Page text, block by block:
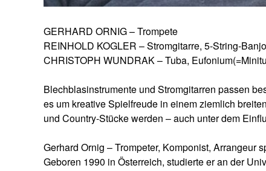
GERHARD ORNIG– Trompete
REINHOLD KOGLER – Stromgitarre, 5-String-
CHRISTOPH WUNDRAK – Tuba,
Blechblasinstrumente und Stromgitarren passen
es um kreative Spielfreude in einem ziemlich
und Country-Stücke werden – auch unter dem
Gerhard Ornig – Trompeter, Komponist, Arrangeur
Geboren 1990 in Österreich, studierte er an der